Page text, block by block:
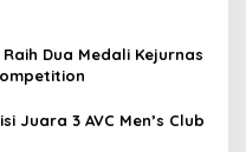
Dua Medali Kejurnas
Juara 3 AVC Men’s Club